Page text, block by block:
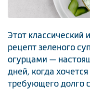
Малая бытовая
Сравнить
Этот классический
рецепт зеленого
огурцами —
дней, когда
требующего долго